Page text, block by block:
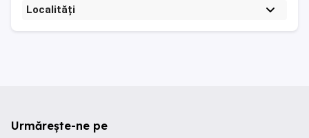
Localități
Urmărește-ne pe